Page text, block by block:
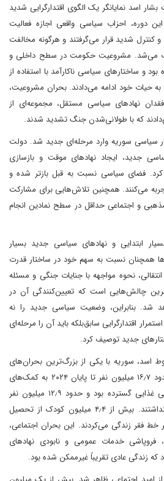
اسد نمایانگر یک الگوی اقتدارگرایی شدید
دوره، احزاب سیاسی واقعی اجازه فعالیت
کنترل شدید قرار می‌گرفتند و هرگونه مخالفت
می‌شد. مشروعیت حکومت در سطح داخلی و
و ساختارهای سیاسی ناکارآمد با استفاده از
به حیات خود ادامه می‌دادند. بحران مشروعیت،
نهادهای سیاسی مستقل، مجموعه‌ای از
که با طولانی‌شدن جنگ تشدید شدند.
سیاسی سوریه وارد مرحله‌ای جدید شد. دولت
جدید، ایجاد نهادهای موقت و بازسازی
فضای سیاسی نسبت به قبل بازتر شده و
می‌کنند. همچنین تلاش‌هایی برای مشارکت
و اجتماعی حداقل در سطح نمادین انجام
ابتدایی و نهادهای سیاسی جدید بسیار
همچنان نسبت به سهم خود در ساختار قدرت
نحوه مواجهه با جنایات جنگی و مسئله
چالش‌هایی است که تعیین‌کنندگی آن در
شد. بنابراین، وضعیت سیاسی جدید را نه
اقتدارگرایی سابق‌بلکه باید آن را مرحله‌ای
جدید توصیف کرد.
اسد، سوریه با یکی از بزرگ‌ترین بحران‌های
انسانی در جهان روبه‌رو بود. حدود ۱۶٫۷ میلیون نفر تا پایان ۲۰۲۴ به کمک‌های
بشردوستانه نیازمند بودند. ناامنی غذایی گسترده بود و حدود ۱۲٫۹ میلیون نفر
غذای کافی برای بقا در اختیار نداشتند. بیش از ۴٫۴ میلیون کودک از تحصیل
زیر خط فقر زندگی می‌کردند. این بحران اجتماعی،
فروپاشی خدمات عمومی و نابودی نهادهای
که زندگی عادی تقریباً غیرممکن شده بود.